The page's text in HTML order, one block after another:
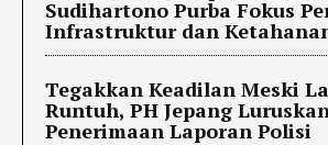
Sudihartono Purba Fokus
Infrastruktur dan
Tegakkan Keadilan Meski
Runtuh, PH Jepang
Penerimaan Laporan Polisi